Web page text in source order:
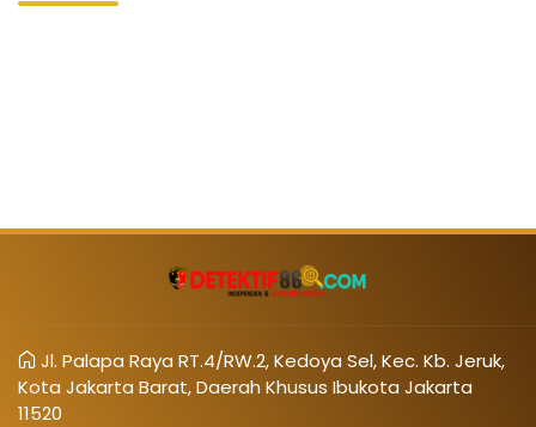
Jl. Palapa Raya RT.4/RW.2, Kedoya Sel, Kec. Kb. Jeruk,
Kota Jakarta Barat, Daerah Khusus Ibukota Jakarta
11520